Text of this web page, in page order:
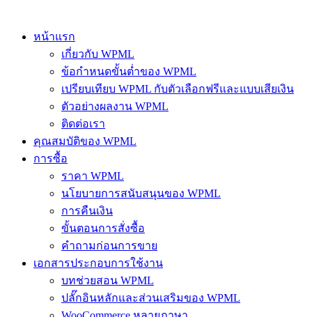
หน้าแรก
เกี่ยวกับ WPML
ข้อกำหนดขั้นต่ำของ WPML
เปรียบเทียบ WPML กับตัวเลือกฟรีและแบบเสียเงิน
ตัวอย่างผลงาน WPML
ติดต่อเรา
คุณสมบัติของ WPML
การซื้อ
ราคา WPML
นโยบายการสนับสนุนของ WPML
การคืนเงิน
ขั้นตอนการสั่งซื้อ
คำถามก่อนการขาย
เอกสารประกอบการใช้งาน
บทช่วยสอน WPML
ปลั๊กอินหลักและส่วนเสริมของ WPML